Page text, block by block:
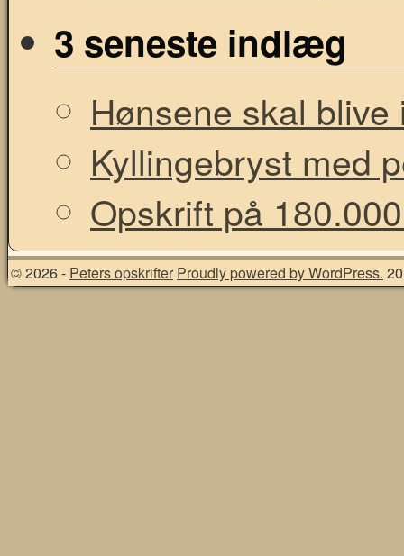
3 seneste indlæg
Hønsene skal
Kyllingebryst med
Opskrift på
© 2026 - Peters opskrifter Proudly powered by WordPress.